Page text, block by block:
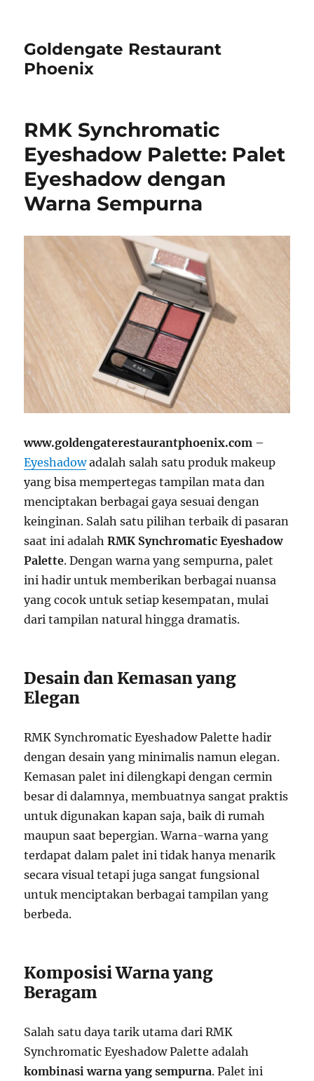
Goldengate Restaurant
Phoenix
RMK Synchromatic
Eyeshadow Palette: Palet
Eyeshadow dengan
Warna Sempurna
www.goldengaterestaurantphoenix.com –
Eyeshadowadalah salah satu produk makeup
yang bisa mempertegas tampilan mata dan
menciptakan berbagai gaya sesuai dengan
keinginan. Salah satu pilihan terbaik di pasaran
saat ini adalahRMK Synchromatic Eyeshadow
Palette. Dengan warna yang sempurna, palet
ini hadir untuk memberikan berbagai nuansa
yang cocok untuk setiap kesempatan, mulai
dari tampilan natural hingga dramatis.
Desain dan Kemasan yang
Elegan
RMK Synchromatic Eyeshadow Palette hadir
dengan desain yang minimalis namun elegan.
Kemasan palet ini dilengkapi dengan cermin
besar di dalamnya, membuatnya sangat praktis
untuk digunakan kapan saja, baik di rumah
maupun saat bepergian. Warna-warna yang
terdapat dalam palet ini tidak hanya menarik
secara visual tetapi juga sangat fungsional
untuk menciptakan berbagai tampilan yang
berbeda.
Komposisi Warna yang
Beragam
Salah satu daya tarik utama dari RMK
Synchromatic Eyeshadow Palette adalah
kombinasi warna yang sempurna. Palet ini